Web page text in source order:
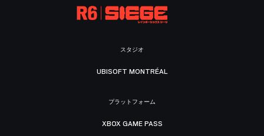
スタジオ
UBISOFT MONTRÉAL
プラットフォーム
XBOX GAME PASS